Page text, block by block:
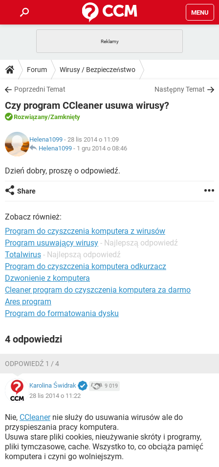
MENU
GRY WHATSAPP
SPOTIFY
INSTAGRAM FACEBOOK
WINDOWS 10
PORADY
PlayStation
SPOTIFY
INSTAGRAM
WINDOWS 10
DO POBRANIA
ANDROID TIKTOK
GRY
IOS NETFLIX
INSTAGRAM
WINDOWS 10
FORUM
COVID-19
GRY WHATSAPP
ARTYKUŁY
COVID-19
GRY WHATSAPP
SPOTIFY
Forum Wirusy / Bezpieczeństwo
Poprzedni Temat Następny Temat
Czy program CCleaner usuwa wirusy?
Rozwiązany/Zamknięty
Helena1099 - 28 lis 2014 o 11:09
Helena1099 - 1 gru 2014 o 08:46
Dzień dobry, proszę o odpowiedź.
Share
Zobacz również:
Program do czyszczenia komputera z wirusów
Program usuwający wirusy - Najlepszą odpowiedź
Totalwirus - Najlepszą odpowiedź
Program do czyszczenia komputera odkurzacz
Dzwonienie z komputera
Cleaner program do czyszczenia komputera za darmo
Ares program
Program do formatowania dysku
4 odpowiedzi
ODPOWIEDŹ 1 / 4
Karolina Świdrak 9 019
28 lis 2014 o 11:22
Nie, CCleanernie służy do usuwania wirusów ale do
przyspieszania pracy komputera.
Usuwa stare pliki cookies, nieużywanie skróty i programy,
pliki tymczasowe, cache. Wszystko to, co obciąża pamięć
komputera i czyni go wolniejszym.